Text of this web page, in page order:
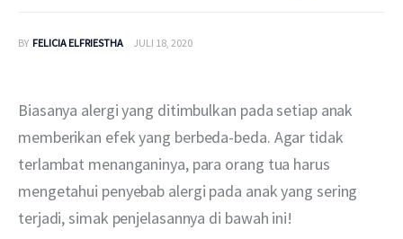
Berita
Layanan
BY FELICIA ELFRIESTHA JULI 18, 2020
Biasanya alergi yang ditimbulkan pada setiap anak
memberikan efek yang berbeda-beda. Agar tidak
terlambat menanganinya, para orang tua harus
mengetahui penyebab alergi pada anak yang sering
terjadi, simak penjelasannya di bawah ini!